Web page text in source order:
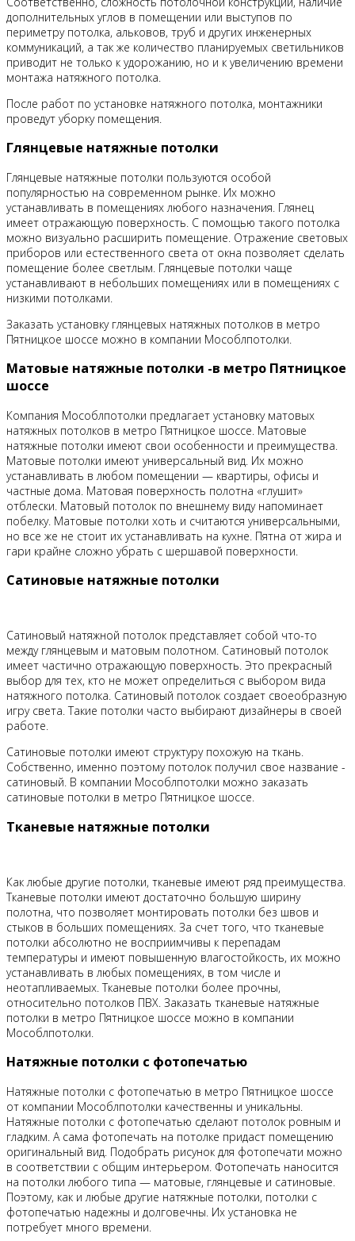
дополнительных углов в помещении или выступов по
периметру потолка, альковов, труб и других инженерных
коммуникаций, а так же количество планируемых светильников
приводит не только к удорожанию, но и к увеличению времени
монтажа натяжного потолка.
После работ по установке натяжного потолка, монтажники
проведут уборку помещения.
Глянцевые натяжные потолки
Глянцевые натяжные потолки пользуются особой
популярностью на современном рынке. Их можно
устанавливать в помещениях любого назначения. Глянец
имеет отражающую поверхность. С помощью такого потолка
можно визуально расширить помещение. Отражение световых
приборов или естественного света от окна позволяет сделать
помещение более светлым. Глянцевые потолки чаще
устанавливают в небольших помещениях или в помещениях с
низкими потолками.
Заказать установку глянцевых натяжных потолков в метро
Пятницкое шоссе можно в компании Мособлпотолки.
Матовые натяжные потолки -в метро Пятницкое
шоссе
Компания Мособлпотолки предлагает установку матовых
натяжных потолков в метро Пятницкое шоссе. Матовые
натяжные потолки имеют свои особенности и преимущества.
Матовые потолки имеют универсальный вид. Их можно
устанавливать в любом помещении — квартиры, офисы и
частные дома. Матовая поверхность полотна «глушит»
отблески. Матовый потолок по внешнему виду напоминает
побелку. Матовые потолки хоть и считаются универсальными,
но все же не стоит их устанавливать на кухне. Пятна от жира и
гари крайне сложно убрать с шершавой поверхности.
Сатиновые натяжные потолки
Сатиновый натяжной потолок представляет собой что-то
между глянцевым и матовым полотном. Сатиновый потолок
имеет частично отражающую поверхность. Это прекрасный
выбор для тех, кто не может определиться с выбором вида
натяжного потолка. Сатиновый потолок создает своеобразную
игру света. Такие потолки часто выбирают дизайнеры в своей
работе.
Сатиновые потолки имеют структуру похожую на ткань.
Собственно, именно поэтому потолок получил свое название -
сатиновый. В компании Мособлпотолки можно заказать
сатиновые потолки в метро Пятницкое шоссе.
Тканевые натяжные потолки
Как любые другие потолки, тканевые имеют ряд преимущества.
Тканевые потолки имеют достаточно большую ширину
полотна, что позволяет монтировать потолки без швов и
стыков в больших помещениях. За счет того, что тканевые
потолки абсолютно не восприимчивы к перепадам
температуры и имеют повышенную влагостойкость, их можно
устанавливать в любых помещениях, в том числе и
неотапливаемых. Тканевые потолки более прочны,
относительно потолков ПВХ. Заказать тканевые натяжные
потолки в метро Пятницкое шоссе можно в компании
Мособлпотолки.
Натяжные потолки с фотопечатью
Натяжные потолки с фотопечатью в метро Пятницкое шоссе
от компании Мособлпотолки качественны и уникальны.
Натяжные потолки с фотопечатью сделают потолок ровным и
гладким. А сама фотопечать на потолке придаст помещению
оригинальный вид. Подобрать рисунок для фотопечати можно
в соответствии с общим интерьером. Фотопечать наносится
на потолки любого типа — матовые, глянцевые и сатиновые.
Поэтому, как и любые другие натяжные потолки, потолки с
фотопечатью надежны и долговечны. Их установка не
потребует много времени.